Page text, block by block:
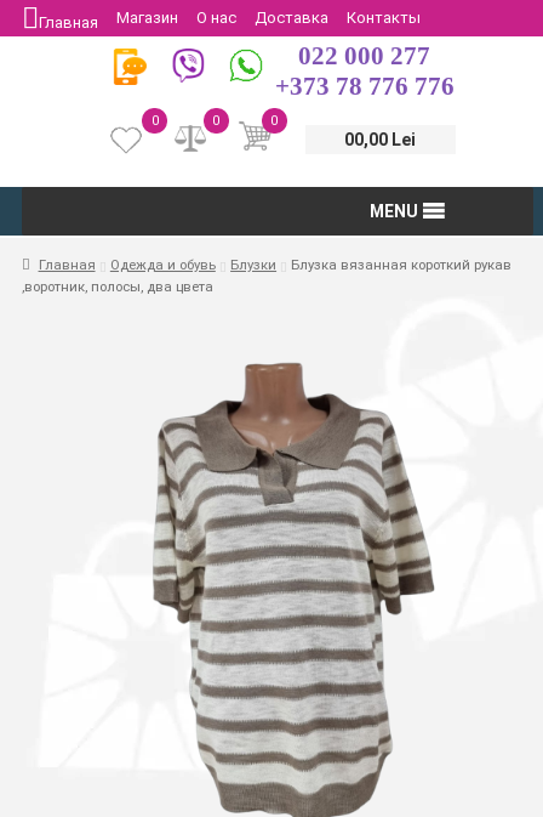
Главная Магазин О нас Доставка
Контакты
Защита потребителей
Возврат
022 000 277
+373 78 776 776
0
00,00 Lei
0
0
MENU
Главная Одежда и обувь Блузки
Блузка вязанная короткий рукав
,воротник, полосы, два цвета